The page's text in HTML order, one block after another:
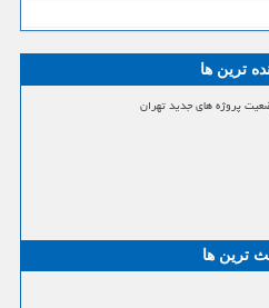
ترین ها
پروژه های جدید تهران
ترین ها